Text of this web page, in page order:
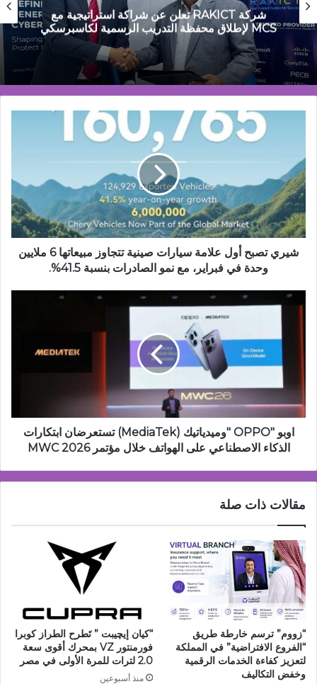
مصطفى جمال: مصر تمر بمرحلة التحول من
الاستقرار المالي إلى مرحلة النمو القائم على الانتاج
علامة
سيارات
صينية
تتجاوز
مبيعاتها
6
ملايين
فبراير،
مع
الصادرات
بنسبة
شيري تصبح أول علامة سيارات صينية تتجاوز مبيعاتها 6 ملايين
وحدة في فبراير، مع نمو الصادرات بنسبة 41.5%.
اوبو
"وميدياتيك
(MediaTek)
تستعرضان
ابتكارات
الذكاء
على
الهواتف
خلال
اوبو "OPPO "وميدياتيك (MediaTek) تستعرضان ابتكارات
الذكاء الاصطناعي على الهواتف خلال مؤتمر MWC 2026
مقالات ذات صلة
“زووم” ترسم خارطة طريق
“الفروع الافتراضية” في المملكة
لتعزيز كفاءة الخدمات الرقمية
وخفض التكاليف
“كيان إيچيبت ” تَطرح الطراز كوبرا
فورمنتور VZ بمحرك أقوى سعة
2.0 لترات للمرة الأولى في مصر
منذ أسبوعين